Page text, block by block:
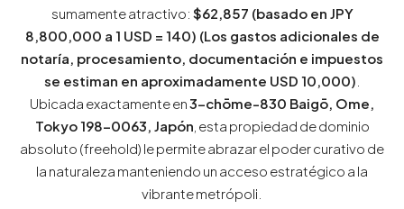
sumamente atractivo: $62,857 (basado en JPY
8,800,000 a 1 USD = 140) (Los gastos adicionales de
notaría, procesamiento, documentación e impuestos
se estiman en aproximadamente USD 10,000)
Ubicada exactamente en3-chōme-830 Baigō, Ome,
Tokyo 198-0063, Japón , esta propiedad de dominio
absoluto (freehold) le permite abrazar el poder curativo de
la naturaleza manteniendo un acceso estratégico a la
vibrante metrópoli.